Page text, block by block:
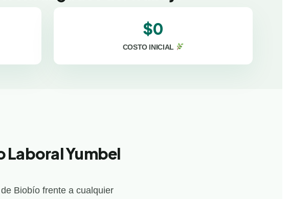
$0
COSTO INICIAL
Laboral Yumbel
Biobío frente a cualquier